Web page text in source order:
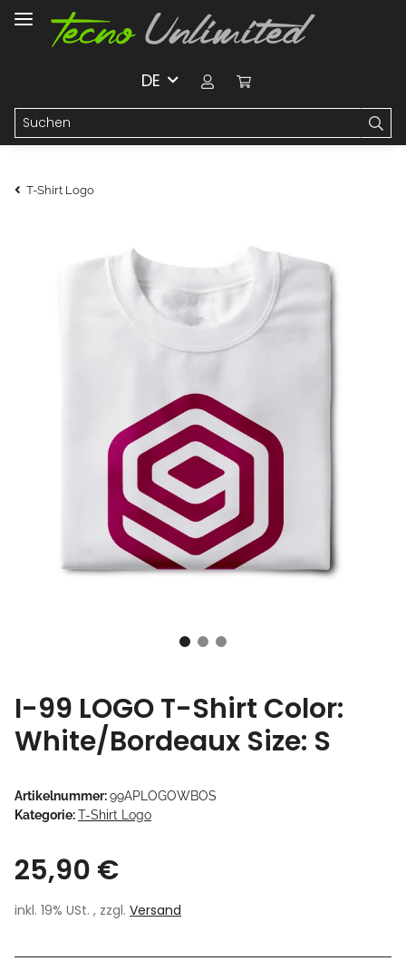
DE
T-Shirt Logo
I-99 LOGO T-Shirt Color:
White/Bordeaux Size: S
Artikelnummer:99APLOGOWBOS
Kategorie:T-Shirt Logo
25,90 €
inkl. 19% USt. , zzgl. Versand